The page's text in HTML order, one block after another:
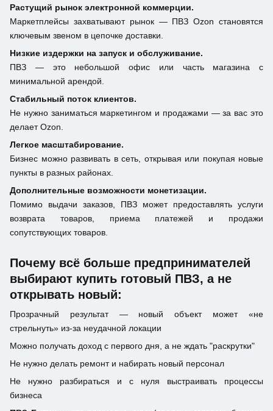
Растущий рынок электронной коммерции.
Маркетплейсы захватывают рынок — ПВЗ Ozon становятся
ключевым звеном в цепочке доставки.
Низкие издержки на запуск и обслуживание.
ПВЗ — это небольшой офис или часть магазина с
минимальной арендой.
Стабильный поток клиентов.
Не нужно заниматься маркетингом и продажами — за вас это
делает Ozon.
Легкое масштабирование.
Бизнес можно развивать в сеть, открывая или покупая новые
пункты в разных районах.
Дополнительные возможности монетизации.
Помимо выдачи заказов, ПВЗ может предоставлять услуги
возврата товаров, приема платежей и продажи
сопутствующих товаров.
Почему всё больше предпринимателей
выбирают купить готовый ПВЗ, а не
открывать новый:
Прозрачный результат — новый объект может «не
стрельнуть» из-за неудачной локации
Можно получать доход с первого дня, а не ждать "раскрутки"
Не нужно делать ремонт и набирать новый персонал
Не нужно разбираться и с нуля выстраивать процессы
бизнеса